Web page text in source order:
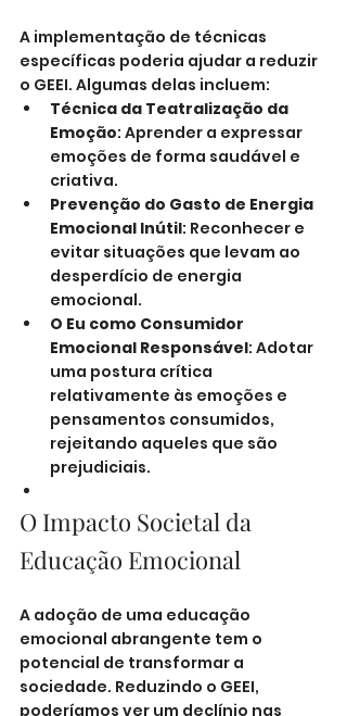
A implementação de técnicas
específicas poderia ajudar a reduzir
o GEEI. Algumas delas incluem:
Técnica da Teatralização da
Emoção: Aprender a expressar
emoções de forma saudável e
criativa.
Prevenção do Gasto de Energia
Emocional Inútil: Reconhecer e
evitar situações que levam ao
desperdício de energia
emocional.
O Eu como Consumidor
Emocional Responsável: Adotar
uma postura crítica
relativamente às emoções e
pensamentos consumidos,
rejeitando aqueles que são
prejudiciais.
O Impacto Societal da
Educação Emocional
A adoção de uma educação
emocional abrangente tem o
potencial de transformar a
sociedade. Reduzindo o GEEI,
poderíamos ver um declínio nas